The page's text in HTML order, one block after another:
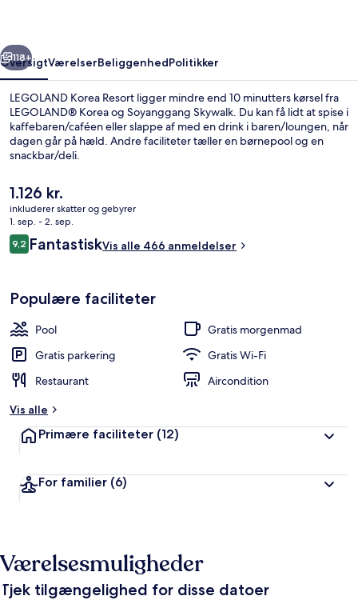
Næste
118+
OversigtVærelserBeliggenhedPolitikker
LEGOLAND Korea Resort ligger mindre end 10 minutters kørsel fra
LEGOLAND® Korea og Soyanggang Skywalk. Du kan få lidt at spise i
kaffebaren/caféen eller slappe af med en drink i baren/loungen, når
dagen går på hæld. Andre faciliteter tæller en børnepool og en
snackbar/deli.
Den
nuværende
pris
er
1.126 kr.
1.126 kr.
inkluderer skatter og gebyrer
1. sep. - 2. sep.
Anmeldelser
9,29,2 ud af 10.
FantastiskVis alle 466 anmeldelser
Populære faciliteter
Pool
Gratis morgenmad
Gratis parkering
Gratis Wi-Fi
Restaurant
Aircondition
Vis alle
Primære faciliteter (12)
For familier (6)
Værelsesmuligheder
Tjek tilgængelighed for disse datoer